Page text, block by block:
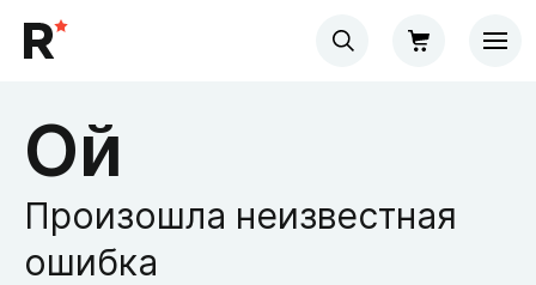
Ой
Произошла неизвестная
ошибка